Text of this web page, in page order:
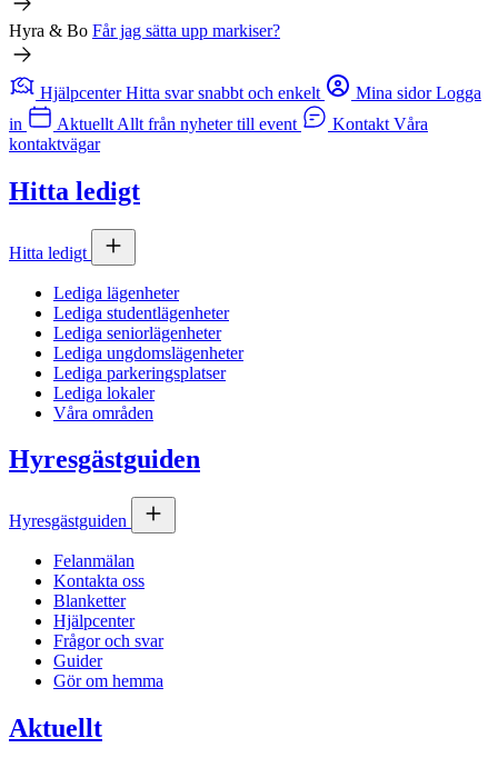
Hyra & Bo Får jag sätta upp markiser?
Hjälpcenter Hitta svar snabbt och enkelt Mina sidor Logga
in
Aktuellt Allt från nyheter till event Kontakt Våra
kontaktvägar
Hitta ledigt
Hitta ledigt
Lediga lägenheter
Lediga studentlägenheter
Lediga seniorlägenheter
Lediga ungdomslägenheter
Lediga parkeringsplatser
Lediga lokaler
Våra områden
Hyresgästguiden
Hyresgästguiden
Felanmälan
Kontakta oss
Blanketter
Hjälpcenter
Frågor och svar
Guider
Gör om hemma
Aktuellt